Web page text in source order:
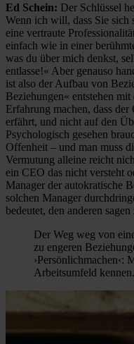
Ed Schein: Der Schlüssel
Wenn ich will, dass Sie sich
eine vertraute
einfach wie in einer
was du über mich denkst,
entlasse!« Aber genauso
ist also der Aufbau von
Beziehungen« entstehen
Erfahrung machen, dass
erfährt, und nicht auf den
Psychologisch gesehen
Offenheit – und man muss
Vermutung alleine reicht
ein CEO das nicht versteht
Manager der autokratische
solchen Manager
bedeutet, den anderen
Der Weg weg von
zu engeren
›Persönlichmachen‹:
Arbeitsumfeld kennen.